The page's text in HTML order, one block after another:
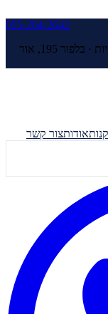
055-264-2642
·
בלפור 195, אור
אודותצור קשר